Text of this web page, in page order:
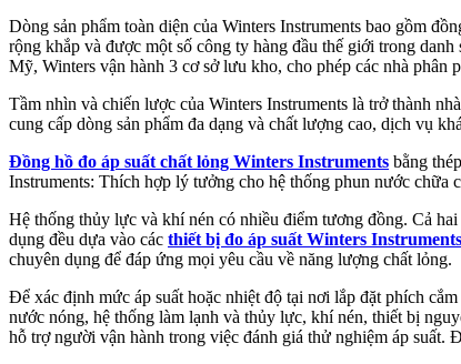
Dòng sản phẩm toàn diện của Winters Instruments bao gồm
rộng khắp và được một số công ty hàng đầu thế giới trong danh
Mỹ, Winters vận hành 3 cơ sở lưu kho, cho phép các nhà phân
Tầm nhìn và chiến lược của Winters Instruments là trở thành
cung cấp dòng sản phẩm đa dạng và chất lượng cao, dịch vụ
Đồng hồ đo áp suất chất lỏng Winters Instruments bằng
Instruments: Thích hợp lý tưởng cho hệ thống phun nước chữa
Hệ thống thủy lực và khí nén có nhiều điểm tương đồng. Cả
dụng đều dựa vào các thiết bị đo áp suất Winters Instruments
chuyên dụng để đáp ứng mọi yêu cầu về năng lượng chất lỏng.
Để xác định mức áp suất hoặc nhiệt độ tại nơi lắp đặt phích
nước nóng, hệ thống làm lạnh và thủy lực, khí nén, thiết bị
hỗ trợ người vận hành trong việc đánh giá thử nghiệm áp suất.